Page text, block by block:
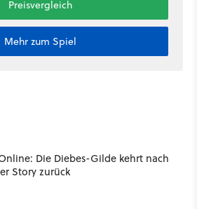
Preisvergleich
Mehr zum Spiel
Die Diebes-Gilde kehrt nach
Story zurück